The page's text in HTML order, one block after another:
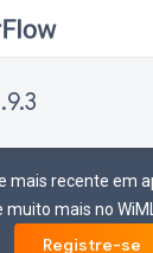
mais recente em
muito mais no
Registre-se